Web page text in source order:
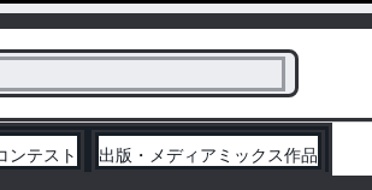
ンテスト 出版・メディアミックス作品